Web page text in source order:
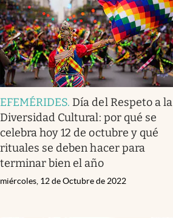
EFEMÉRIDES. Día del Respeto a la
Diversidad Cultural: por qué se
celebra hoy 12 de octubre y qué
rituales se deben hacer para
terminar bien el año
miércoles, 12 de Octubre de 2022